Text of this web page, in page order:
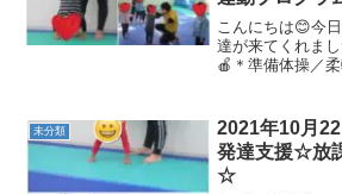
症スペクト
Ｄ 発達障
市 八潮市
こんにちは😊今
達が来てくれま
🍎＊準備体操／
押し車にチャレン
ーキット・1本橋
未分類
2021年10月
発達支援☆放
☆